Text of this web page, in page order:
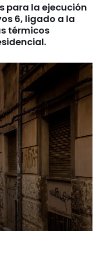
para la ejecución
6, ligado a la
térmicos